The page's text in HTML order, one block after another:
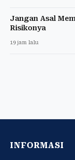
Jangan Asal
Risikonya
19 jam lalu
INFORMASI